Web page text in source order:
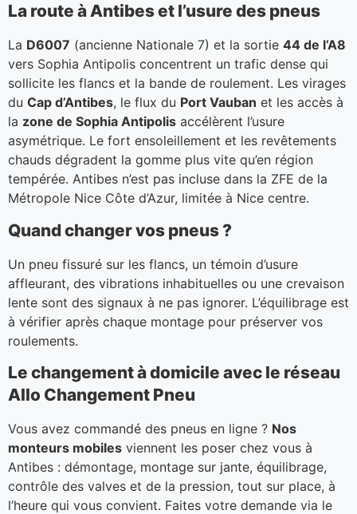
La route à Antibes et l’usure des pneus
La D6007 (ancienne Nationale 7) et la sortie 44 de l’A8
vers Sophia Antipolis concentrent un trafic dense qui
sollicite les flancs et la bande de roulement. Les virages
du Cap d’Antibes, le flux du Port Vauban et les accès à
la zone de Sophia Antipolis accélèrent l’usure
asymétrique. Le fort ensoleillement et les revêtements
chauds dégradent la gomme plus vite qu’en région
tempérée. Antibes n’est pas incluse dans la ZFE de la
Métropole Nice Côte d’Azur, limitée à Nice centre.
Quand changer vos pneus ?
Un pneu fissuré sur les flancs, un témoin d’usure
affleurant, des vibrations inhabituelles ou une crevaison
lente sont des signaux à ne pas ignorer. L’équilibrage est
à vérifier après chaque montage pour préserver vos
roulements.
Le changement à domicile avec le réseau
Allo Changement Pneu
Vous avez commandé des pneus en ligne ? Nos
monteurs mobiles viennent les poser chez vous à
Antibes : démontage, montage sur jante, équilibrage,
contrôle des valves et de la pression, tout sur place, à
l’heure qui vous convient. Faites votre demande via le